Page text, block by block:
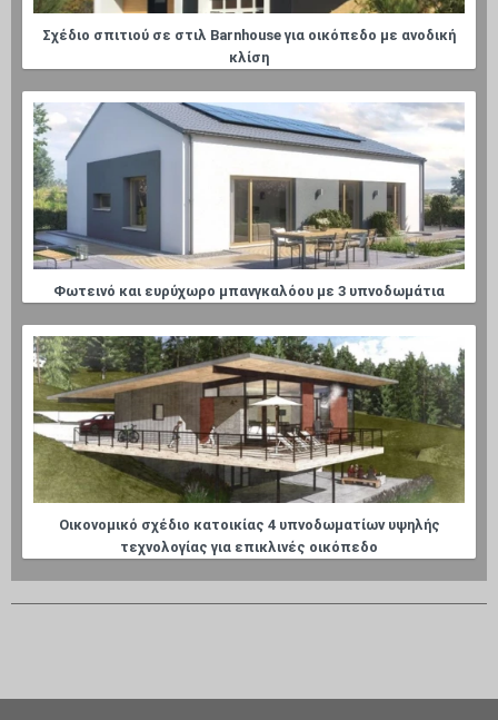
Σχέδιο σπιτιού σε στιλ Barnhouse για οικόπεδο με ανοδική
κλίση
Φωτεινό και ευρύχωρο μπανγκαλόου με 3 υπνοδωμάτια
Οικονομικό σχέδιο κατοικίας 4 υπνοδωματίων υψηλής
τεχνολογίας για επικλινές οικόπεδο